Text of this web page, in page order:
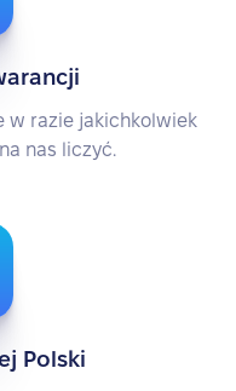
w razie jakichkolwiek
nas liczyć.
Polski